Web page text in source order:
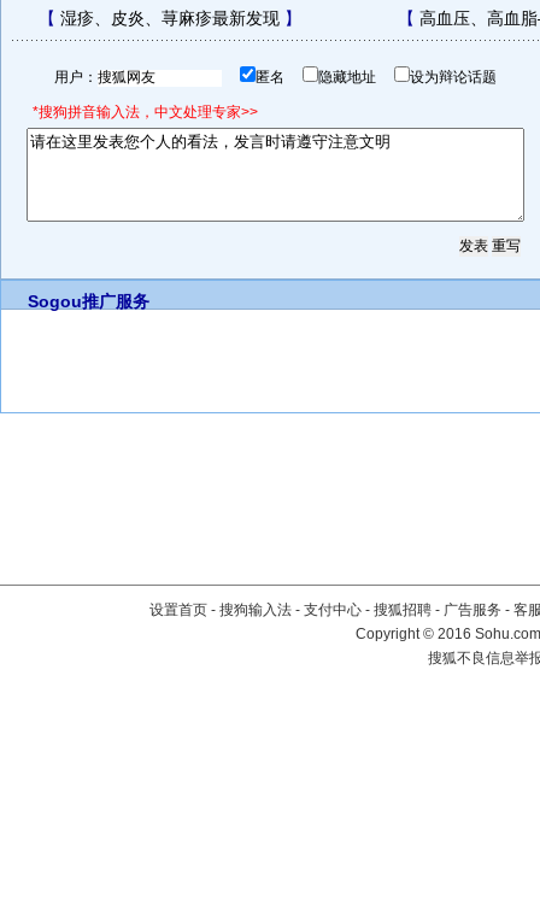
【 湿疹、皮炎、荨麻疹最新发现】 【 高血压、高血
用户： 匿名 隐藏地址 设为辩论话题
*搜狗拼音输入法，中文处理专家>>
Sogou推广服务
设置首页 - 搜狗输入法 - 支付中心 - 搜狐招聘 - 广告服务 - 客
Copyright©2016
搜狐不良信息举